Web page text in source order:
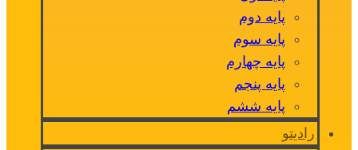
پایه دوم
پایه سوم
پایه چهارم
پایه پنجم
پایه ششم
رادیتو